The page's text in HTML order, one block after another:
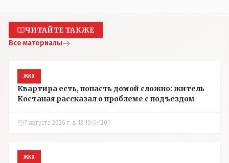
ЧИТАЙТЕ ТАКЖЕ
Все материалы
ЖКХ
Квартира есть, попасть домой сложно: житель
Костаная рассказал о проблеме с подъездом
7 августа 2026 г. в 13:10 1201
ЖКХ